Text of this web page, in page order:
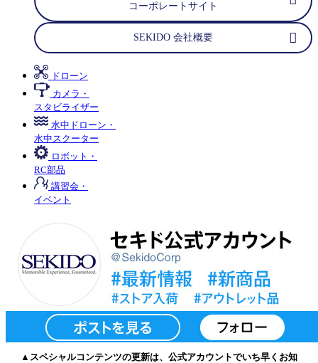
コーポレートサイト
SEKIDO 会社概要
ドローン
カメラ・
スタビライザー
水中ドローン・
水中スクーター
ロボット・
RC部品
講習会・
イベント
▲スペシャルコンテンツの更新は、公式アカウントでいち早くお知